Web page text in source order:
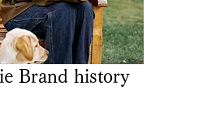
Brand history